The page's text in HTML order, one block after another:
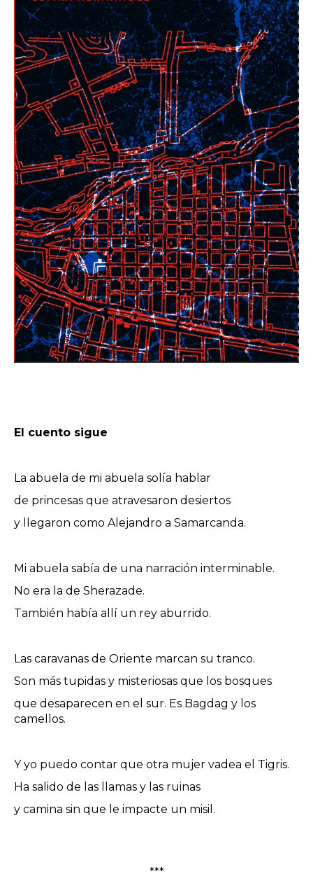
El cuento sigue
La abuela de mi abuela solía hablar
de princesas que atravesaron desiertos
y llegaron como Alejandro a Samarcanda.
Mi abuela sabía de una narración interminable.
No era la de Sherazade.
También había allí un rey aburrido.
Las caravanas de Oriente marcan su tranco.
Son más tupidas y misteriosas que los bosques
que desaparecen en el sur. Es Bagdag y los
camellos.
Y yo puedo contar que otra mujer vadea el Tigris.
Ha salido de las llamas y las ruinas
y camina sin que le impacte un misil.
***